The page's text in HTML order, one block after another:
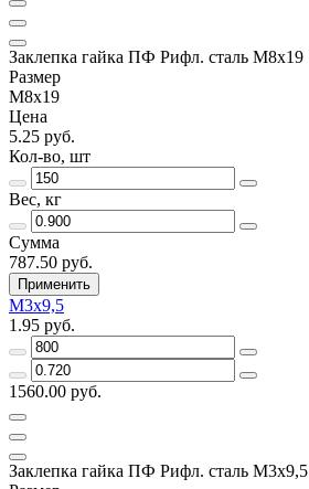
Заклепка гайка ПФ Рифл. сталь М8х19
Размер
М8х19
Цена
5.25 руб.
Кол-во, шт
Вес, кг
Сумма
787.50 руб.
Применить
М3х9,5
1.95 руб.
1560.00 руб.
Заклепка гайка ПФ Рифл. сталь М3х9,5